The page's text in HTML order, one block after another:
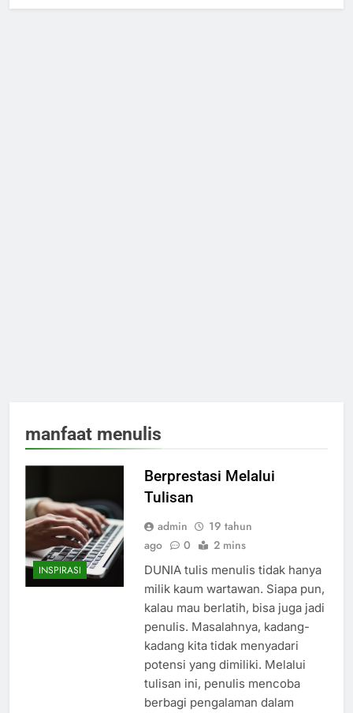
manfaat menulis
INSPIRASI
Berprestasi Melalui
Tulisan
admin
19 tahun
ago
0 2 mins
DUNIA tulis menulis tidak hanya
milik kaum wartawan. Siapa pun,
kalau mau berlatih, bisa juga jadi
penulis. Masalahnya, kadang-
kadang kita tidak menyadari
potensi yang dimiliki. Melalui
tulisan ini, penulis mencoba
berbagi pengalaman dalam